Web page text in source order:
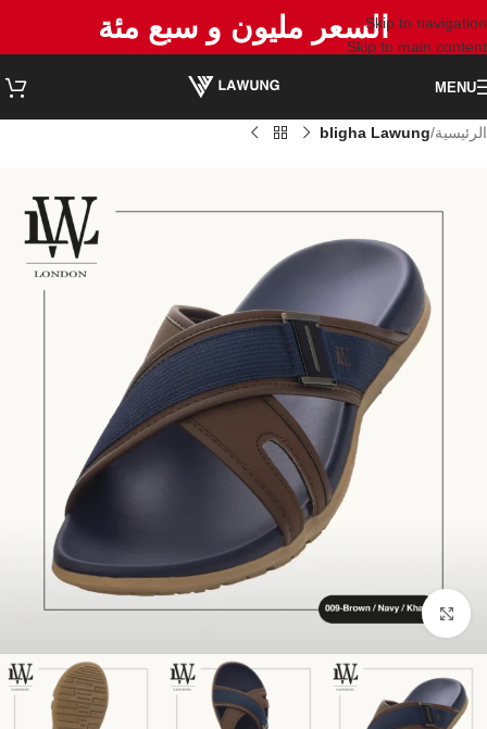
Skip to navigation
Skip to main content
السعر مليون و سبع مئة
MENU
الرئيسية bligha Lawung
Click to enlarge